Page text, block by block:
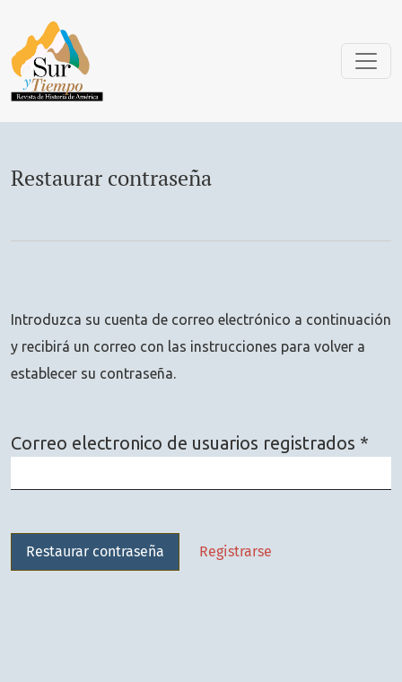
Restaurar contraseña
Introduzca su cuenta de correo electrónico a continuación
y recibirá un correo con las instrucciones para volver a
establecer su contraseña.
Correo electronico de usuarios registrados *
Restaurar contraseña Registrarse